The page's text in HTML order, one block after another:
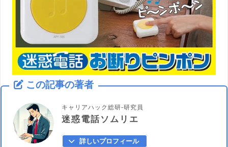
この記事の著者
キャリアハック総研-研究員
迷惑電話ソムリエ
詳しいプロフィール